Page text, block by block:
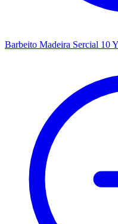
Barbeito Madeira Sercial 10